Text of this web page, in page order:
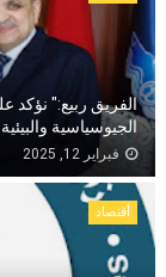
الفريق ربيع:" نؤكد
الجيوسياسية
فبراير 12, 2025
أقتصاد